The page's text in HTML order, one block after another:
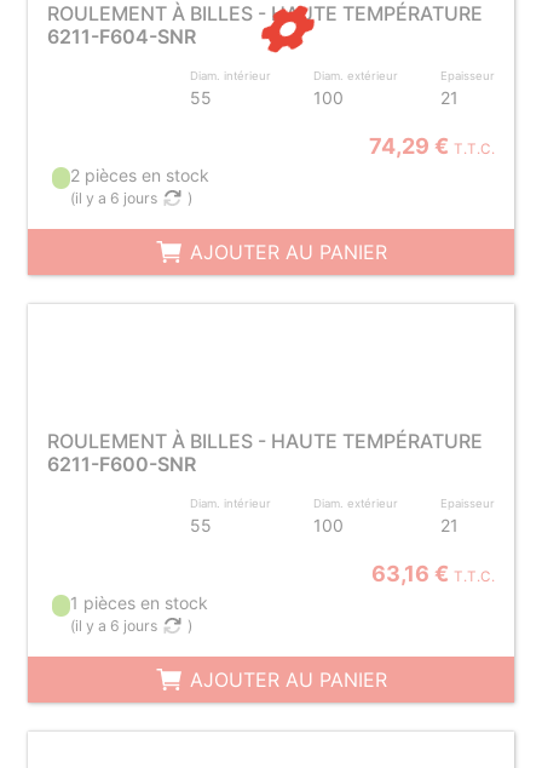
ROULEMENT À BILLES - HAUTE TEMPÉRATURE
6211-F604-SNR
Diam. intérieur
55
Diam. extérieur
100
Epaisseur
21
74,29 € T.T.C.
2 pièces en stock
(il y a 6 jours )
AJOUTER AU PANIER
ROULEMENT À BILLES - HAUTE TEMPÉRATURE
6211-F600-SNR
Diam. intérieur
55
Diam. extérieur
100
Epaisseur
21
63,16 € T.T.C.
1 pièces en stock
(il y a 6 jours )
AJOUTER AU PANIER